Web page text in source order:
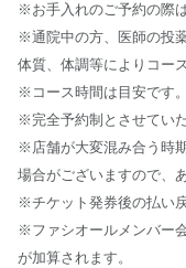
※お手入れのご予約の際
※通院中の方、医師の投
体質、体調等によりコー
※コース時間は目安です。
※完全予約制とさせてい
※店舗が大変混み合う時
場合がございますので、
※チケット発券後の払い
※ファシオールメンバー
が加算されます。